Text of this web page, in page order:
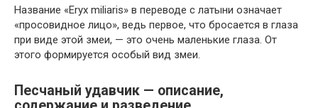
Название «Eryx miliaris» в переводе с латыни означает
«просовидное лицо», ведь первое, что бросается в глаза
при виде этой змеи, — это очень маленькие глаза. От
этого формируется особый вид змеи.
Песчаный удавчик — описание,